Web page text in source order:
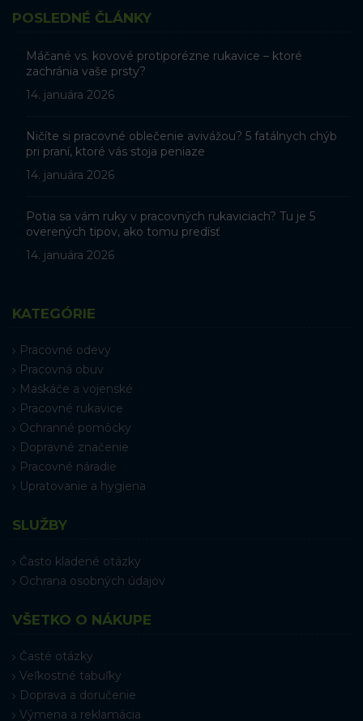
POSLEDNÉ ČLÁNKY
Máčané vs. kovové protiporézne rukavice – ktoré
zachránia vaše prsty?
14. januára 2026
Ničíte si pracovné oblečenie avivážou? 5 fatálnych chýb
pri praní, ktoré vás stoja peniaze
14. januára 2026
Potia sa vám ruky v pracovných rukaviciach? Tu je 5
overených tipov, ako tomu predísť
14. januára 2026
KATEGÓRIE
Pracovné odevy
Pracovná obuv
Maskáče a vojenské
Pracovné rukavice
Ochranné pomôcky
Dopravné značenie
Pracovné náradie
Upratovanie a hygiena
SLUŽBY
Často kladené otázky
Ochrana osobných údajov
VŠETKO O NÁKUPE
Časté otázky
Veľkostné tabuľky
Doprava a doručenie
Výmena a reklamácia